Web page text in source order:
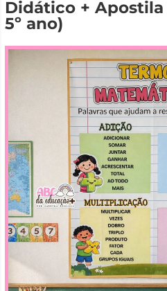
Didático + Apostila
5º ano)